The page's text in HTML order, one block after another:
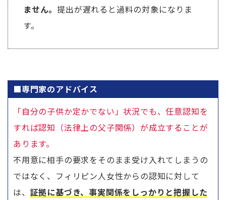
ません。 提出が遅れると過料の対象になりま
す。
■専門家のアドバイス
「自分の子供か定かでない」状況でも、任意認知を
すれば認知（法律上の父子関係）が成立することが
あります。
不用意に相手の要求をそのまま受け入れてしまうの
ではなく、フィリピン人女性からの認知に対して
は、 証拠に基づき、事実関係をしっかりと把握した